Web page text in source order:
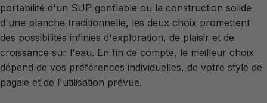
portabilité d'un SUP gonflable ou la construction solide
d'une planche traditionnelle, les deux choix promettent
des possibilités infinies d'exploration, de plaisir et de
croissance sur l'eau. En fin de compte, le meilleur choix
dépend de vos préférences individuelles, de votre style de
pagaie et de l'utilisation prévue.